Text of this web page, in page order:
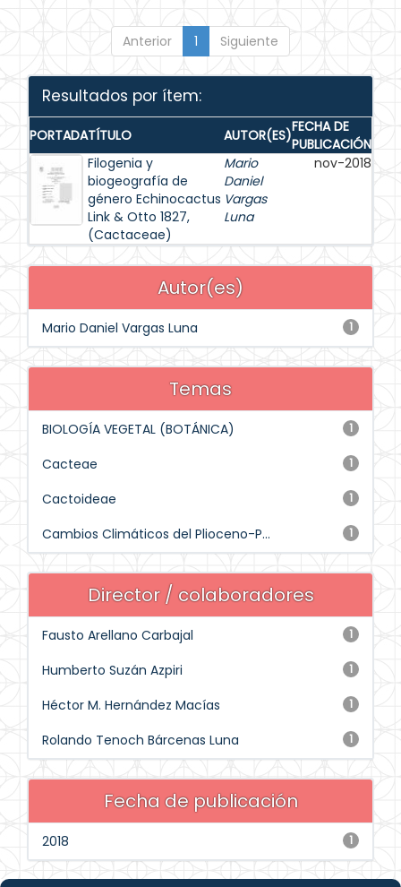
Anterior 1 Siguiente
Resultados por ítem:
PORTADATÍTULO AUTOR(ES)FECHA DE
PUBLICACIÓN
Filogenia y
biogeografía de
género Echinocactus
Link & Otto 1827,
(Cactaceae)
Mario
Daniel
Vargas
Luna
nov-2018
Autor(es)
1
Mario Daniel Vargas Luna
Temas
1
BIOLOGÍA VEGETAL (BOTÁNICA)
1
Cacteae
1
Cactoideae
1
Cambios Climáticos del Plioceno-P...
Director / colaboradores
1
Fausto Arellano Carbajal
1
Humberto Suzán Azpiri
1
Héctor M. Hernández Macías
1
Rolando Tenoch Bárcenas Luna
Fecha de publicación
1
2018